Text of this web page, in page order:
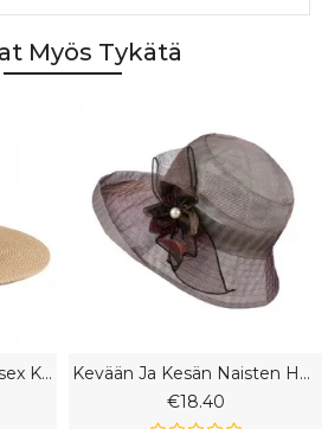
Myös Tykätä
Miesten Ja Naisten Unisex Kesäaurinkovarjo Olkihattu Leveälierinen Aurinkohattu Ulkomatkailu Rantahatun Räätälöinti
Kevään Ja Kesän Naisten Hattu Ohut Osa Taitettava Muoti Aurinkomatka
€18.40